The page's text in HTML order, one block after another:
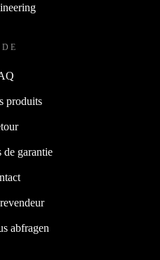
produits
garantie
abfragen